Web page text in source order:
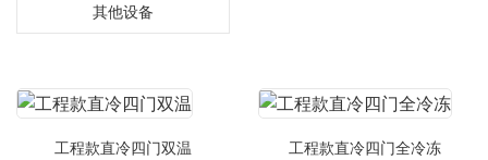
其他设备
工程款直冷四门双温 工程款直冷四门全冷冻